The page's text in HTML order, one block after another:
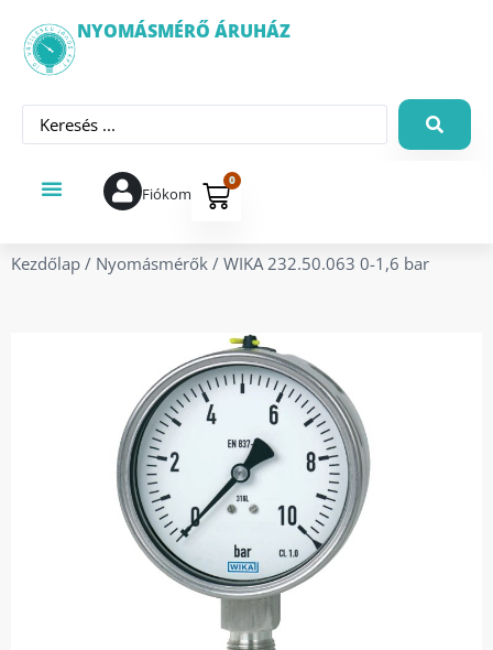
NYOMÁSMÉRŐ ÁRUHÁZ
Fiókom
0
Kezdőlap / Nyomásmérők / WIKA 232.50.063 0-1,6 bar